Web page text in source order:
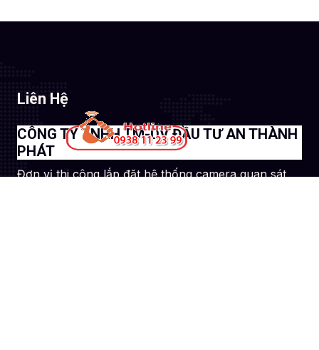
Liên Hệ
CÔNG TY TNHH TM-DV ĐẦU TƯ AN THÀNH
PHÁT
Đơn vị thi công lắp đặt hệ thống camera quan sát